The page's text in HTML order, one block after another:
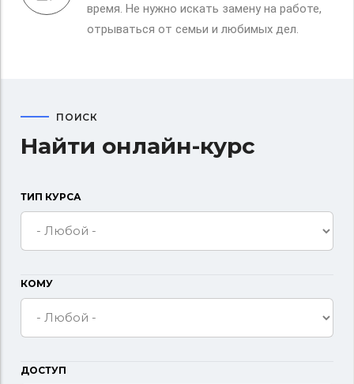
время. Не нужно искать замену на работе,
отрываться от семьи и любимых дел.
ПОИСК
Найти онлайн-курс
ТИП КУРСА
КОМУ
ДОСТУП